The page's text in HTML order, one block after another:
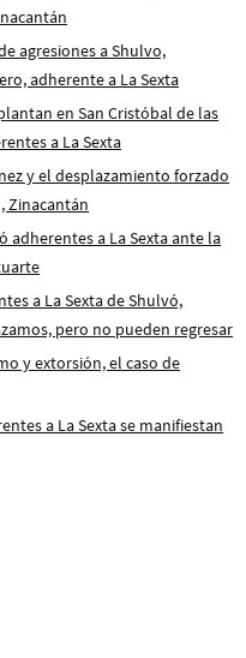
agresiones a Shulvo,
adherente a La Sexta
en San Cristóbal de las
a La Sexta
y el desplazamiento forzado
Zinacantán
adherentes a La Sexta ante la
a La Sexta de Shulvó,
pero no pueden regresar
y extorsión, el caso de
a La Sexta se manifiestan